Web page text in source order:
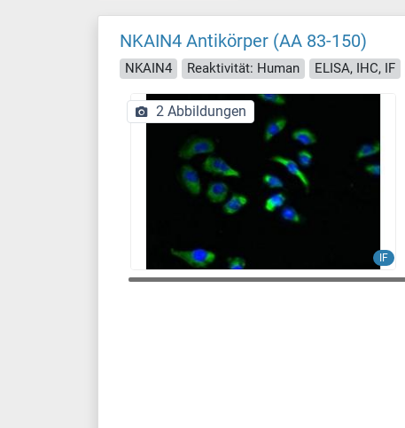
NKAIN4 Antikörper (AA 83-150)
NKAIN4 Reaktivität: Human ELISA, IHC, IF
IF
2 Abbildungen